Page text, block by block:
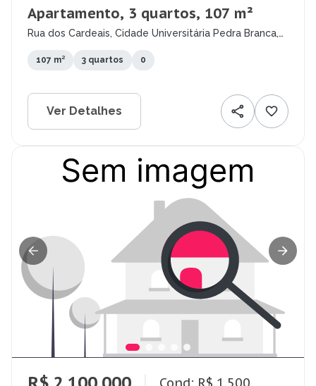
Apartamento, 3 quartos, 107 m²
Rua dos Cardeais, Cidade Universitária Pedra Branca,
107 m² 3 quartos 0
Ver Detalhes
Cond: R$ 1.500